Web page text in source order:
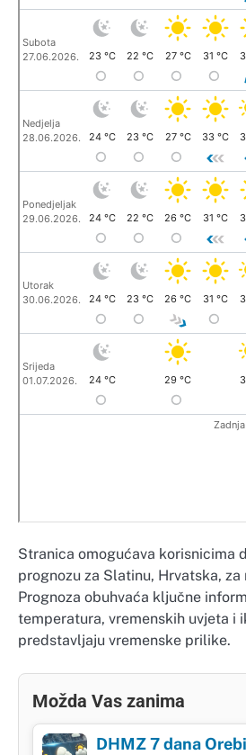
Stranica omogućava korisnicima
prognozu za Slatinu, Hrvatska, za
Prognoza obuhvaća ključne
temperatura, vremenskih uvjeta i
predstavljaju vremenske prilike.
Možda Vas zanima
DHMZ 7 dana